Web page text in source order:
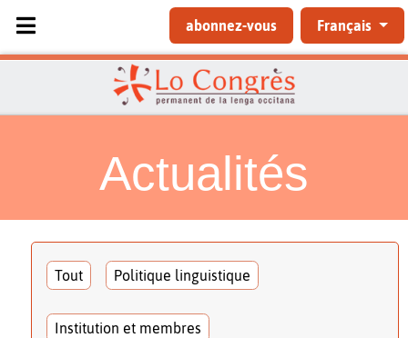
Sélectionnez votre langue
abonnez-vous Français
Actualités
Tout Politique linguistique
Institution et membres